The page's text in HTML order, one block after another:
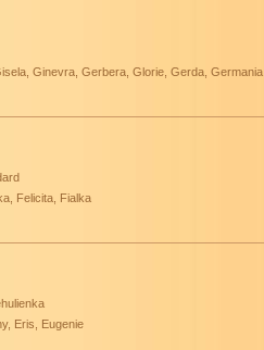
Ginevra, Gerbera, Glorie, Gerda, Germania
Felicita, Fialka
Eris, Eugenie